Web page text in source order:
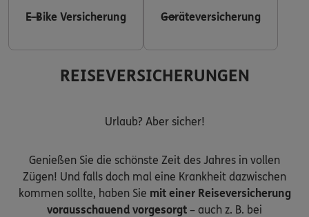
E-Bike Versicherung Geräteversicherung
REISEVERSICHERUNGEN
Urlaub? Aber sicher!
Genießen Sie die schönste Zeit des Jahres in vollen
Zügen! Und falls doch mal eine Krankheit dazwischen
kommen sollte, haben Sie mit einer Reiseversicherung
vorausschauend vorgesorgt – auch z. B. bei